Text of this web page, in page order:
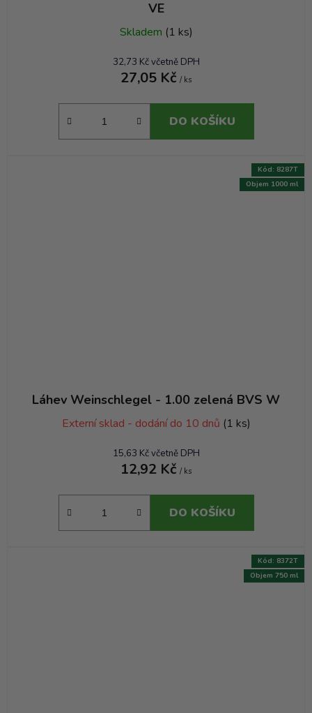
VE
Skladem (1 ks)
32,73 Kč včetně DPH
27,05 Kč / ks
DO KOŠÍKU
Láhev Weinschlegel - 1.00 zelená BVS W
Externí sklad - dodání do 10 dnů (1 ks)
15,63 Kč včetně DPH
12,92 Kč / ks
DO KOŠÍKU
Objem 1000 ml
Kód: 8287T
Objem 750 ml
Kód: 8372T